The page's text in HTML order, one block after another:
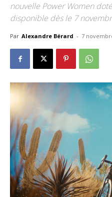
nouvelle Power Women
disponible dès le 7
Par Alexandre Bérard - 7